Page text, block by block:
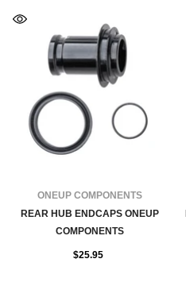
FOURNISSEUR:
ONEUP COMPONENTS
REAR HUB ENDCAPS ONEUP
COMPONENTS
$25.95